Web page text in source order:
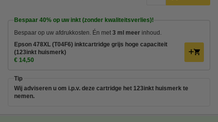
Bespaar 40% op uw inkt (zonder kwaliteitsverlies)!
Bespaar op uw afdrukkosten. Én met 3 ml meer inhoud.
Epson 478XL (T04F6) inktcartridge grijs hoge capaciteit
(123inkt huismerk)
€ 14,50
Tip
Wij adviseren u om i.p.v. deze cartridge het 123inkt huismerk te
nemen.